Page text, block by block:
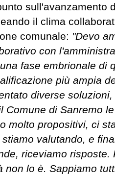
sull'avanzamento
il clima
comunale: "Devo
con
fase embrionale di
più ampia
diverse
Comune di Sanremo
molto propositivi, ci
valutando, e
riceviamo risposte.
non lo è. Sappiamo